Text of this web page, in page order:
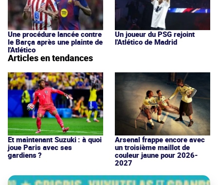
Une procédure lancée contre
le Barça après une plainte de
l'Atlético
Un joueur du PSG rejoint
l'Atlético de Madrid
Articles en tendances
Et maintenant Suzuki : à quoi
joue Paris avec ses
gardiens ?
Arsenal frappe encore avec
un troisième maillot de
couleur jaune pour 2026-
2027